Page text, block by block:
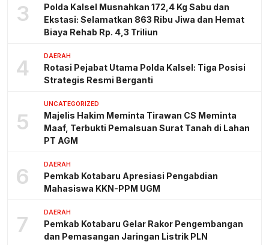
3
Polda Kalsel Musnahkan 172,4 Kg Sabu dan
Ekstasi: Selamatkan 863 Ribu Jiwa dan Hemat
Biaya Rehab Rp. 4,3 Triliun
4 DAERAH
Rotasi Pejabat Utama Polda Kalsel: Tiga Posisi
Strategis Resmi Berganti
5
UNCATEGORIZED
Majelis Hakim Meminta Tirawan CS Meminta
Maaf, Terbukti Pemalsuan Surat Tanah di Lahan
PT AGM
6 DAERAH
Pemkab Kotabaru Apresiasi Pengabdian
Mahasiswa KKN-PPM UGM
7 DAERAH
Pemkab Kotabaru Gelar Rakor Pengembangan
dan Pemasangan Jaringan Listrik PLN